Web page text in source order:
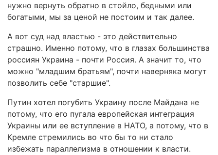
нужно вернуть обратно в стойло, бедными или
богатыми, мы за ценой не постоим и так далее.
А вот суд над властью - это действительно
страшно. Именно потому, что в глазах большинства
россиян Украина - почти Россия. А значит то, что
можно "младшим братьям", почти наверняка могут
позволить себе "старшие".
Путин хотел погубить Украину после Майдана не
потому, что его пугала европейская интеграция
Украины или ее вступление в НАТО, а потому, что в
Кремле стремились во что бы то ни стало
избежать параллелизма в отношении к власти.